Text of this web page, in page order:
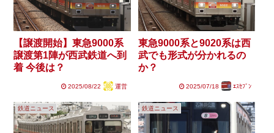
【譲渡開始】東急9000系
譲渡第1陣が西武鉄道へ到
着 今後は？
2025/08/22 運営
東急9000系と9020系は西
武でも形式が分かれるの
か？
2025/07/18 ｴｽｾﾌﾞﾝ
鉄道ニュース 鉄道ニュース